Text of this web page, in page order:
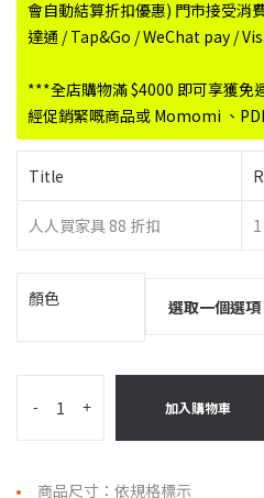
會自動結算折扣優惠) 門市接受消
達通 / Tap&Go / WeChat pay /
***全店購物滿 $4000 即可享獲免
經促銷緊嘅商品或 Momomi 、
Title
人人買家具 88 折扣
顏色
- + 加入購物車
商品尺寸：依規格標示